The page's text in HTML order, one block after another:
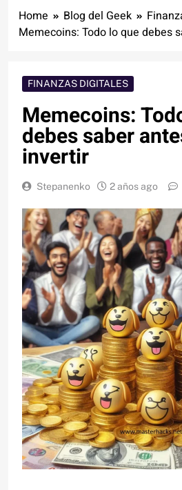
Home Blog del Geek
Memecoins: Todo lo que debes
FINANZAS DIGITALES
Memecoins:
debes saber
invertir
Stepanenko 2 años ago